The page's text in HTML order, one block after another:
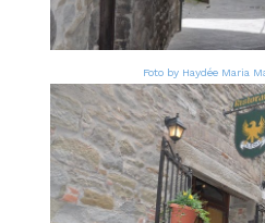
Foto by Haydée Maria